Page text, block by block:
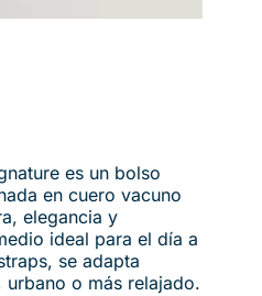
es un bolso
en cuero vacuno
elegancia y
ideal para el día a
se adapta
o más relajado.